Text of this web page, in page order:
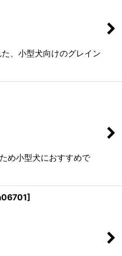
、小型犬向けのグレイン
め小型犬におすすめで
]